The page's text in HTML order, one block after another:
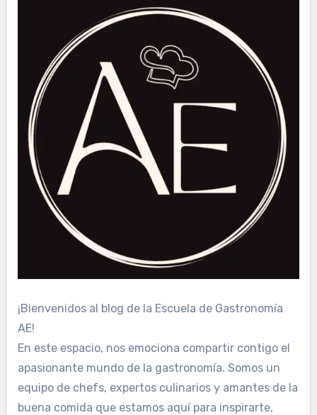
¡Bienvenidos al blog de la Escuela de Gastronomía
AE!
En este espacio, nos emociona compartir contigo el
apasionante mundo de la gastronomía. Somos un
equipo de chefs, expertos culinarios y amantes de la
buena comida que estamos aquí para inspirarte,